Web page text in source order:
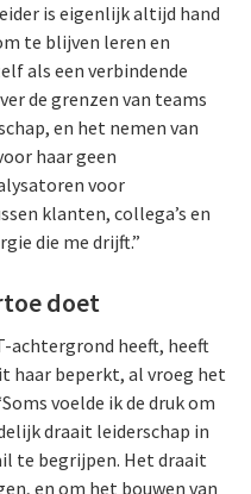
is eigenlijk altijd hand
te blijven leren en
als een verbindende
de grenzen van teams
en het nemen van
haar geen
voor
klanten, collega’s en
die me drijft.”
doet
achtergrond heeft, heeft
haar beperkt, al vroeg het
voelde ik de druk om
draait leiderschap in
te begrijpen. Het draait
en om het bouwen van